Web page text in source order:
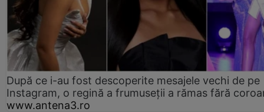
După ce i-au fost descoperite mesajele vechi de pe
Instagram, o regină a frumuseții a rămas fără
www.antena3.ro